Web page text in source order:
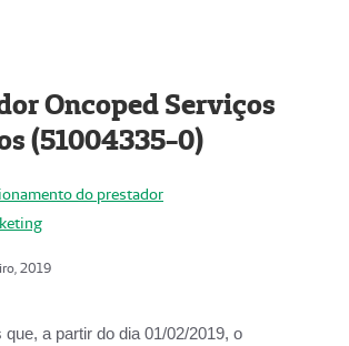
Oncoped Serviços
(51004335-0)
do prestador
2019
que, a partir do dia 01/02/2019, o